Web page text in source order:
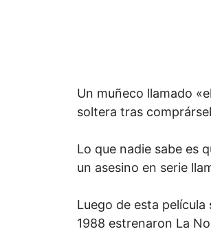
Un muñeco llamado
soltera tras
Lo que nadie sabe es
un asesino en serie
Luego de esta
1988 estrenaron La